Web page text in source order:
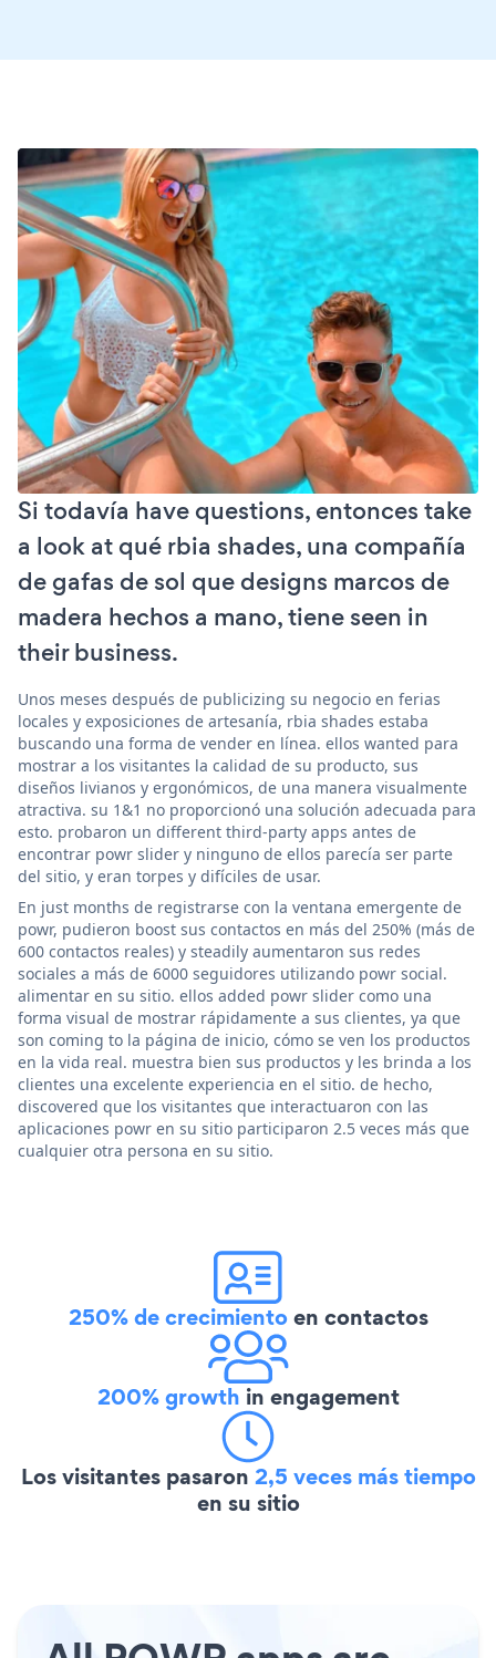
Si todavía have questions, entonces take
a look at qué rbia shades, una compañía
de gafas de sol que designs marcos de
madera hechos a mano, tiene seen in
their business.
Unos meses después de publicizing su negocio en ferias
locales y exposiciones de artesanía, rbia shades estaba
buscando una forma de vender en línea. ellos wanted para
mostrar a los visitantes la calidad de su producto, sus
diseños livianos y ergonómicos, de una manera visualmente
atractiva. su 1&1 no proporcionó una solución adecuada para
esto. probaron un different third-party apps antes de
encontrar powr slider y ninguno de ellos parecía ser parte
del sitio, y eran torpes y difíciles de usar.
En just months de registrarse con la ventana emergente de
powr, pudieron boost sus contactos en más del 250% (más de
600 contactos reales) y steadily aumentaron sus redes
sociales a más de 6000 seguidores utilizando powr social.
alimentar en su sitio. ellos added powr slider como una
forma visual de mostrar rápidamente a sus clientes, ya que
son coming to la página de inicio, cómo se ven los productos
en la vida real. muestra bien sus productos y les brinda a los
clientes una excelente experiencia en el sitio. de hecho,
discovered que los visitantes que interactuaron con las
aplicaciones powr en su sitio participaron 2.5 veces más que
cualquier otra persona en su sitio.
250% de crecimientoen contactos
200% growth in engagement
Los visitantes pasaron 2,5 veces más tiempo
en su sitio